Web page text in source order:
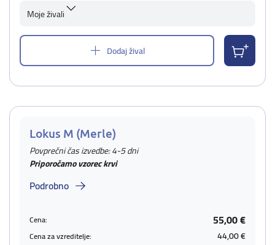
Moje živali
Dodaj žival
Lokus M (Merle)
Povprečni čas izvedbe: 4-5 dni
Priporočamo vzorec krvi
Podrobno
Cena: 55,00 €
Cena za vzreditelje: 44,00 €